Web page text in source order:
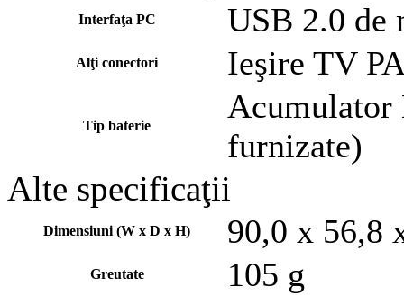
Interfaţa PC USB 2.0 de
Alţi conectori Ieşire TV
Tip baterie
Acumulator
furnizate)
Alte specificaţii
Dimensiuni (W x D x H) 90,0 x 56,8
Greutate 105 g